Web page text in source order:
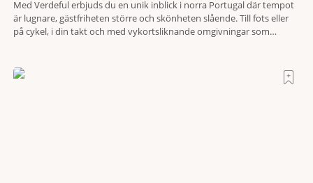
Med Verdeful erbjuds du en unik inblick i norra Portugal där tempot
är lugnare, gästfriheten större och skönheten slående. Till fots eller
på cykel, i din takt och med vykortsliknande omgivningar som
travel när det